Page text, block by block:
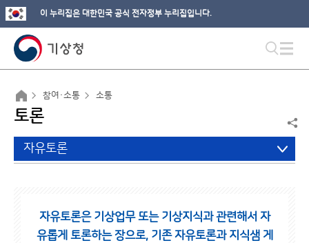
이 누리집은 대한민국 공식 전자정부 누리집입니다.
참여·소통 소통
토론
자유토론
자유토론은 기상업무 또는 기상지식과 관련해서 자
유롭게 토론하는 장으로, 기존 자유토론과 지식샘 게